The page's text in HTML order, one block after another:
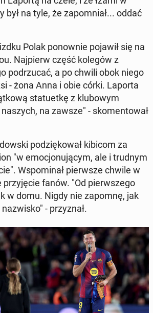
był na tyle, że za­po­mniał... oddać
Polak po­now­nie pojawił się na
Naj­pierw część kolegów z
pod­rzu­cać, a po chwili obok niego
- żona Anna i obie córki. Laporta
sta­tu­et­kę z klu­bo­wym
na zawsze" - sko­men­to­wał
po­dzię­ko­wał kibicom za
"w emo­cjo­nu­ją­cym, ale i trudnym
Wspo­mi­nał pierw­sze chwile w
przy­ję­cie fanów. "Od pierw­sze­go
w domu. Nigdy nie zapomnę, jak
- przy­znał.